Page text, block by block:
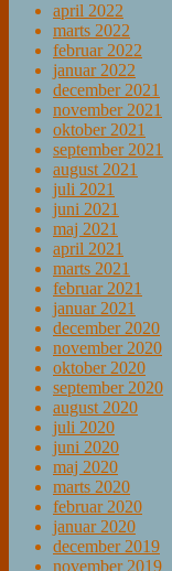
april 2022
marts 2022
februar 2022
januar 2022
december 2021
november 2021
oktober 2021
september 2021
august 2021
juli 2021
juni 2021
maj 2021
april 2021
marts 2021
februar 2021
januar 2021
december 2020
november 2020
oktober 2020
september 2020
august 2020
juli 2020
juni 2020
maj 2020
marts 2020
februar 2020
januar 2020
december 2019
november 2019